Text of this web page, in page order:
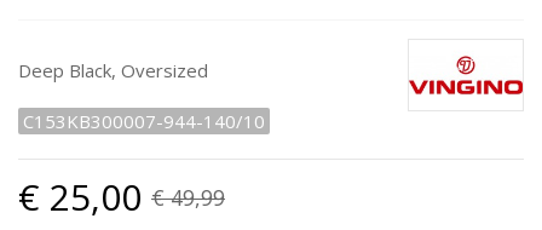
Deep Black, Oversized
C153KB300007-944-140/10
€ 25,00 € 49,99